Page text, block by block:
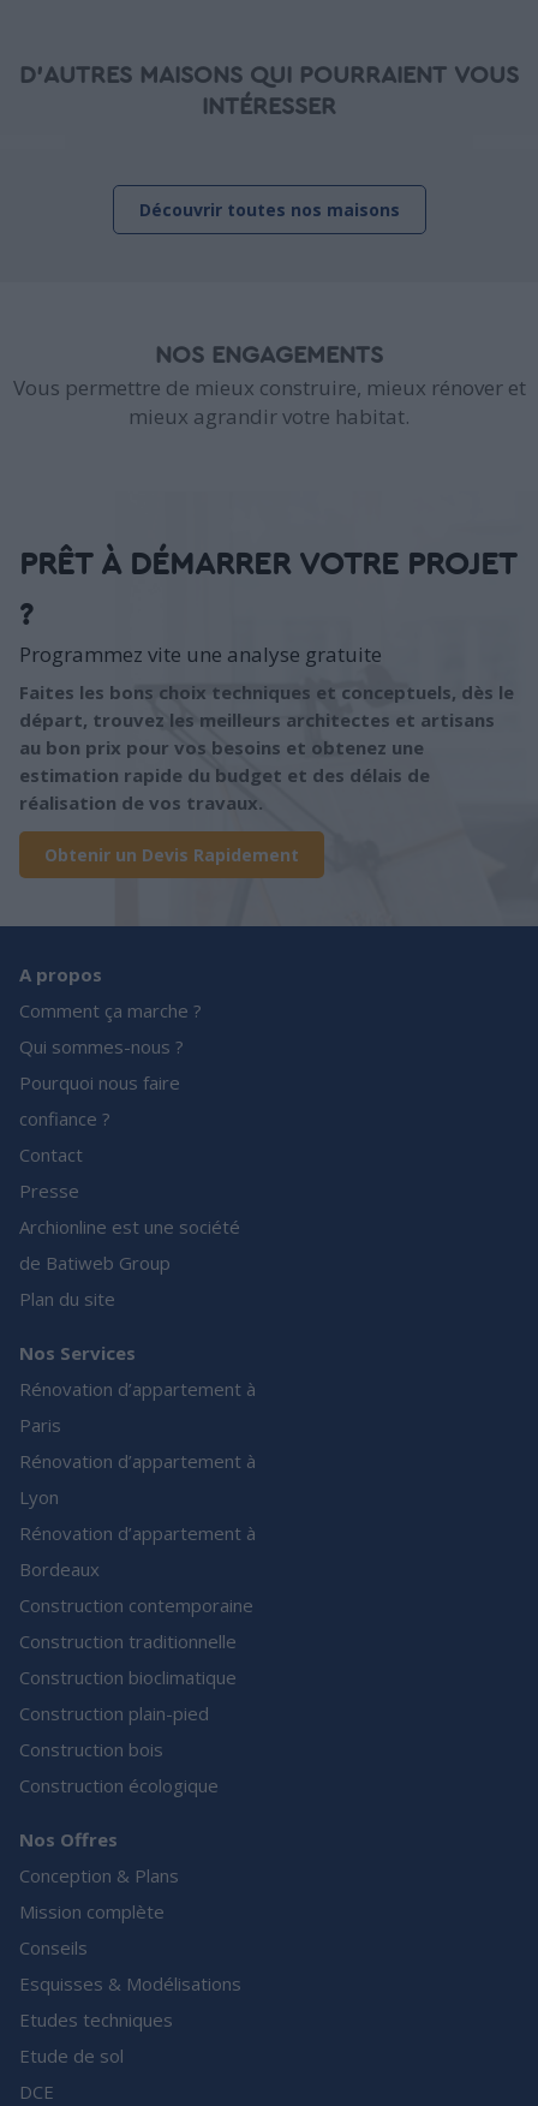
D'AUTRES MAISONS QUI POURRAIENT VOUS
INTÉRESSER
Découvrir toutes nos maisons
NOS ENGAGEMENTS
Vous permettre de mieux construire, mieux rénover et
mieux agrandir votre habitat.
PRÊT À DÉMARRER VOTRE PROJET
?
Programmez vite une analyse gratuite
Faites les bons choix techniques et conceptuels, dès le
départ, trouvez les meilleurs architectes et artisans
au bon prix pour vos besoins et obtenez une
estimation rapide du budget et des délais de
réalisation de vos travaux.
Obtenir un Devis Rapidement
A propos
Comment ça marche ?
Qui sommes-nous ?
Pourquoi nous faire
confiance ?
Contact
Presse
Archionline est une société
de Batiweb Group
Plan du site
Nos Services
Rénovation d’appartement à
Paris
Rénovation d’appartement à
Lyon
Rénovation d’appartement à
Bordeaux
Construction contemporaine
Construction traditionnelle
Construction bioclimatique
Construction plain-pied
Construction bois
Construction écologique
Nos Offres
Conception & Plans
Mission complète
Conseils
Esquisses & Modélisations
Etudes techniques
Etude de sol
DCE